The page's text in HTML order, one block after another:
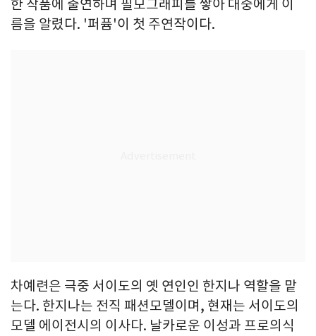
한 작품에 출연하며 필모그래피를 쌓아 대중에게 이
름을 알렸다. '퍼퓸'이 첫 주연작이다.
차예련은 극중 서이도의 옛 연인인 한지나 역할을 맡
는다. 한지나는 전직 패션모델이며, 현재는 서이도의
모델 에이전시의 이사다. 날카로운 이성과 프로의식